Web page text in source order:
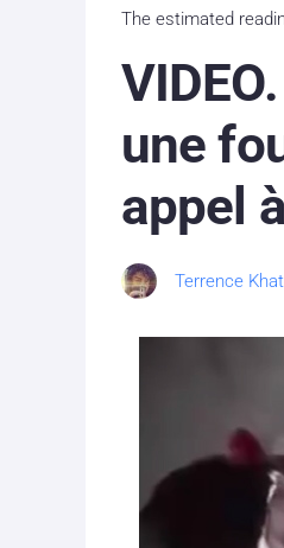
The estimated
une
appel
Terrence